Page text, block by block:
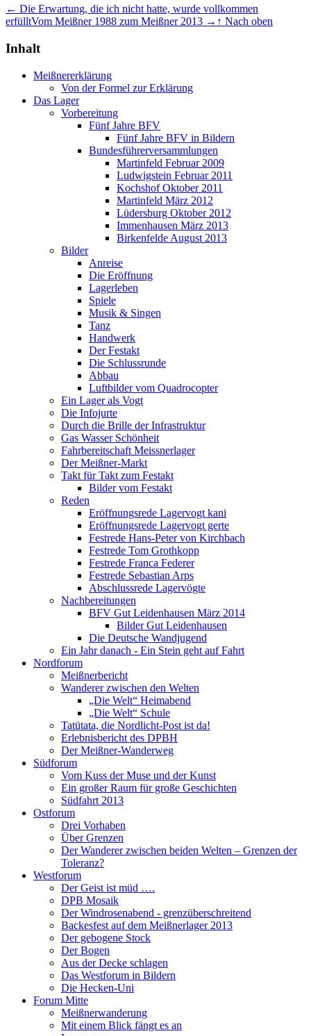
← Die Erwartung, die ich nicht hatte, wurde vollkommen
erfülltVom Meißner 1988 zum Meißner 2013 → ↑ Nach oben
Inhalt
Meißnererklärung
Von der Formel zur Erklärung
Das Lager
Vorbereitung
Fünf Jahre BFV
Fünf Jahre BFV in Bildern
Bundesführerversammlungen
Martinfeld Februar 2009
Ludwigstein Februar 2011
Kochshof Oktober 2011
Martinfeld März 2012
Lüdersburg Oktober 2012
Immenhausen März 2013
Birkenfelde August 2013
Bilder
Anreise
Die Eröffnung
Lagerleben
Spiele
Musik & Singen
Tanz
Handwerk
Der Festakt
Die Schlussrunde
Abbau
Luftbilder vom Quadrocopter
Ein Lager als Vogt
Die Infojurte
Durch die Brille der Infrastruktur
Gas Wasser Schönheit
Fahrbereitschaft Meissnerlager
Der Meißner-Markt
Takt für Takt zum Festakt
Bilder vom Festakt
Reden
Eröffnungsrede Lagervogt kani
Eröffnungsrede Lagervogt gerte
Festrede Hans-Peter von Kirchbach
Festrede Tom Grothkopp
Festrede Franca Federer
Festrede Sebastian Arps
Abschlussrede Lagervögte
Nachbereitungen
BFV Gut Leidenhausen März 2014
Bilder Gut Leidenhausen
Die Deutsche Wandjugend
Ein Jahr danach - Ein Stein geht auf Fahrt
Nordforum
Meißnerbericht
Wanderer zwischen den Welten
„Die Welt“ Heimabend
„Die Welt“ Schule
Tatütata, die Nordlicht-Post ist da!
Erlebnisbericht des DPBH
Der Meißner-Wanderweg
Südforum
Vom Kuss der Muse und der Kunst
Ein großer Raum für große Geschichten
Südfahrt 2013
Ostforum
Drei Vorhaben
Über Grenzen
Der Wanderer zwischen beiden Welten – Grenzen der
Toleranz?
Westforum
Der Geist ist müd ….
DPB Mosaik
Der Windrosenabend - grenzüberschreitend
Backesfest auf dem Meißnerlager 2013
Der gebogene Stock
Der Bogen
Aus der Decke schlagen
Das Westforum in Bildern
Die Hecken-Uni
Forum Mitte
Meißnerwanderung
Mit einem Blick fängt es an